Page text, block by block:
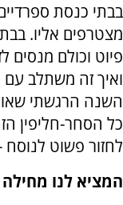
בבתי כנסת
מצטרפים אליו.
פיוט וכולם מנסים
ואיך זה משתלב
השנה הרגשתי
כל הסחר-חליפין
לחזור פשוט
המציא לנו מחילה